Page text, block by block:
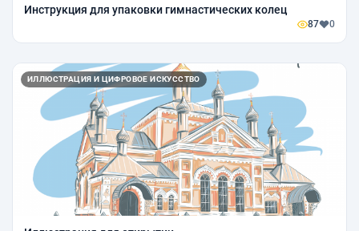
Инструкция для упаковки гимнастических колец
87 0
ИЛЛЮСТРАЦИЯ И ЦИФРОВОЕ ИСКУССТВО